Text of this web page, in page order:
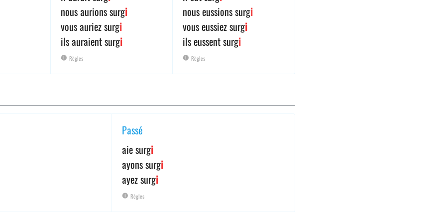
nous aurions surgi
vous auriez surgi
ils auraient surgi
Règles
nous eussions surgi
vous eussiez surgi
ils eussent surgi
Règles
Passé
aie surgi
ayons surgi
ayez surgi
Règles